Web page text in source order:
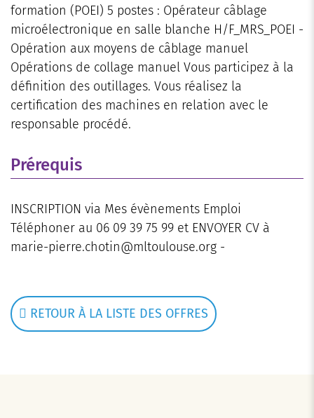
formation (POEI) 5 postes : Opérateur câblage
microélectronique en salle blanche H/F_MRS_POEI -
Opération aux moyens de câblage manuel
Opérations de collage manuel Vous participez à la
définition des outillages. Vous réalisez la
certification des machines en relation avec le
responsable procédé.
Prérequis
INSCRIPTION via Mes évènements Emploi
Téléphoner au 06 09 39 75 99 et ENVOYER CV à
marie-pierre.chotin@mltoulouse.org -
RETOUR À LA LISTE DES OFFRES